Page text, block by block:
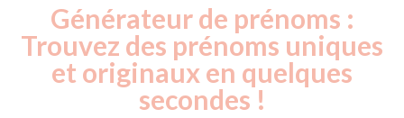
Générateur de prénoms :
Trouvez des prénoms uniques
et originaux en quelques
secondes !